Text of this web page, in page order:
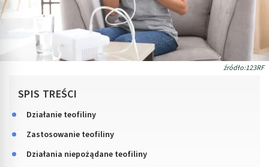
źródło:123RF
SPIS TREŚCI
Działanie teofiliny
Zastosowanie teofiliny
Działania niepożądane teofiliny